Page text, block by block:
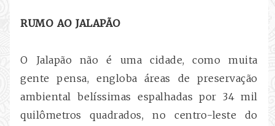
RUMO AO JALAPÃO
O Jalapão não é uma cidade, como muita
gente pensa, engloba áreas de preservação
ambiental belíssimas espalhadas por 34 mil
quilômetros quadrados, no centro-leste do